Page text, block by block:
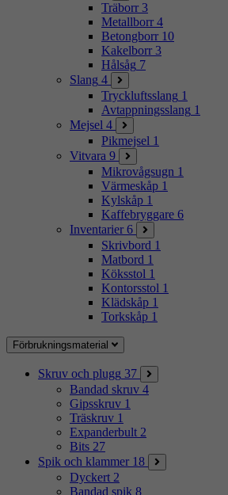
Träborr 3
Metallborr 4
Betongborr 10
Kakelborr 3
Hålsåg 7
Slang 4
Tryckluftsslang 1
Avtappningsslang 1
Mejsel 4
Pikmejsel 1
Vitvara 9
Mikrovågsugn 1
Värmeskåp 1
Kylskåp 1
Kaffebryggare 6
Inventarier 6
Skrivbord 1
Matbord 1
Köksstol 1
Kontorsstol 1
Klädskåp 1
Torkskåp 1
Förbrukningsmaterial
Skruv och plugg 37
Bandad skruv 4
Gipsskruv 1
Träskruv 1
Expanderbult 2
Bits 27
Spik och klammer 18
Dyckert 2
Bandad spik 8